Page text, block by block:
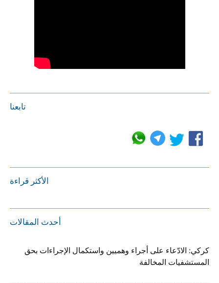
تابعنا
الأكثر قراءة
أحدث المقالات
كركي: الادّعاء على أجراء وهميين واستكمال الإجراءات بحق
المستشفيات المخالفة